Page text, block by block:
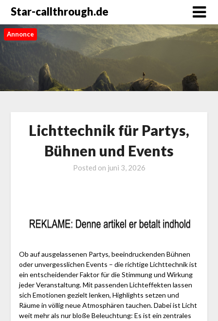
Star-callthrough.de
Annonce
Lichttechnik für Partys,
Bühnen und Events
Posted on juni 3, 2026
Ob auf ausgelassenen Partys, beeindruckenden Bühnen
oder unvergesslichen Events – die richtige Lichttechnik ist
ein entscheidender Faktor für die Stimmung und Wirkung
jeder Veranstaltung. Mit passenden Lichteffekten lassen
sich Emotionen gezielt lenken, Highlights setzen und
Räume in völlig neue Atmosphären tauchen. Dabei ist Licht
weit mehr als nur bloße Beleuchtung: Es ist ein zentrales